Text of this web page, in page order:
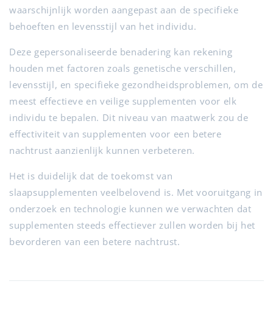
waarschijnlijk worden aangepast aan de specifieke
behoeften en levensstijl van het individu.
Deze gepersonaliseerde benadering kan rekening
houden met factoren zoals genetische verschillen,
levensstijl, en specifieke gezondheidsproblemen, om de
meest effectieve en veilige supplementen voor elk
individu te bepalen. Dit niveau van maatwerk zou de
effectiviteit van supplementen voor een betere
nachtrust aanzienlijk kunnen verbeteren.
Het is duidelijk dat de toekomst van
slaapsupplementen veelbelovend is. Met vooruitgang in
onderzoek en technologie kunnen we verwachten dat
supplementen steeds effectiever zullen worden bij het
bevorderen van een betere nachtrust.